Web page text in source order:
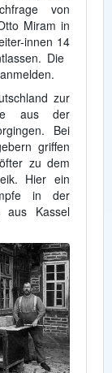
von
Miram in
innen 14
Die
zur
aus der
Bei
griffen
zu dem
Hier ein
in der
aus Kassel